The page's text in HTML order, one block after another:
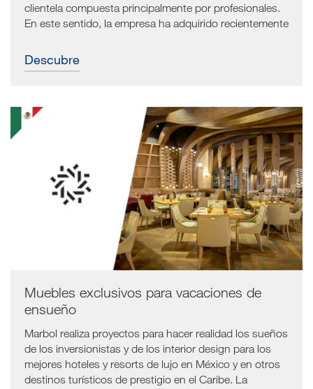
clientela compuesta principalmente por profesionales.
En este sentido, la empresa ha adquirido recientemente
servicios aún más completos y de alta calidad,
centrándose en la sostenibilidad medioambiental.
Descubre
Muebles exclusivos para vacaciones de
ensueño
Marbol realiza proyectos para hacer realidad los sueños
de los inversionistas y de los interior design para los
mejores hoteles y resorts de lujo en México y en otros
destinos turísticos de prestigio en el Caribe. La